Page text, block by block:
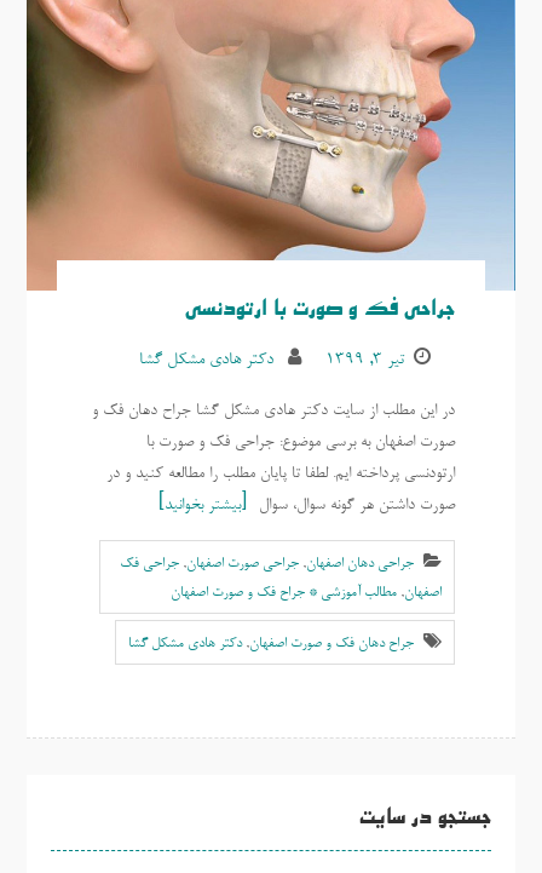
جراحی فک و صورت با ارتودنسی
تیر ۳, ۱۳۹۹ دکتر هادی مشکل گشا
در این مطلب از سایت دکتر هادی مشکل گشا جراح دهان فک و
صورت اصفهان به برسی موضوع: جراحی فک و صورت با
ارتودنسی پرداخته ایم. لطفا تا پایان مطلب را مطالعه کنید و در
صورت داشتن هر گونه سوال، سوال
بیشتر بخوانید
جراحی دهان اصفهان, جراحی صورت اصفهان, جراحی فک
اصفهان, مطالب آموزشی * جراح فک و صورت اصفهان
جراح دهان فک و صورت اصفهان,دکتر هادی مشکل گشا
جستجو در سایت